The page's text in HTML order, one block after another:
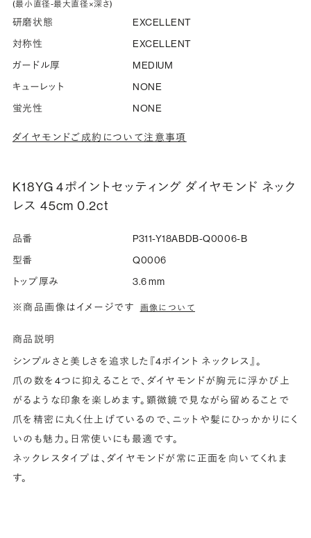
(最小直径-最大直径×深さ)
研磨状態
EXCELLENT
対称性
EXCELLENT
ガードル厚
MEDIUM
キューレット
NONE
蛍光性
NONE
ダイヤモンドご成約について注意事項
K18YG 4ポイントセッティング ダイヤモンド ネック
レス 45cm 0.2ct
品番
P311-Y18ABDB-Q0006-B
型番
Q0006
トップ厚み
3.6 mm
※商品画像はイメージです 画像について
商品説明
シンプルさと美しさを追求した『4ポイント ネックレス』。
爪の数を4つに抑えることで、ダイヤモンドが胸元に浮かび上
がるような印象を楽しめます。顕微鏡で見ながら留めることで
爪を精密に丸く仕上げているので、ニットや髪にひっかかりにく
いのも魅力。日常使いにも最適です。
ネックレスタイプは、ダイヤモンドが常に正面を向いてくれま
す。